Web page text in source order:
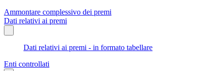
Ammontare complessivo dei premi
Dati relativi ai premi
Dati relativi ai premi - in formato tabellare
Enti controllati